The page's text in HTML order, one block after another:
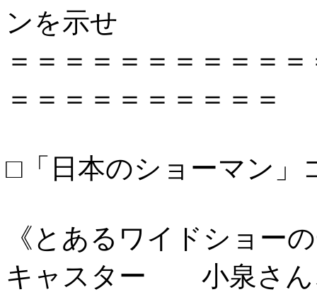
ンを示せ
＝＝＝＝＝＝＝＝＝＝
＝＝＝＝＝＝＝＝＝＝
□「日本のショーマン」
《とあるワイドショー
キャスター 小泉さん